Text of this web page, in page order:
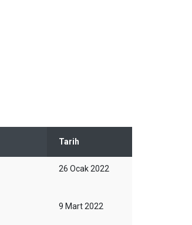
Tarih
26 Ocak 2022
9 Mart 2022